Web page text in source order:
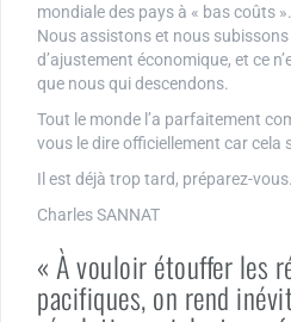
mondiale des pays à « bas coûts
Nous assistons et nous
d’ajustement économique, et ce
que nous qui descendons.
Tout le monde l’a parfaitement
vous le dire officiellement car cela
Il est déjà trop tard, préparez-vous.
Charles SANNAT
« À vouloir étouffer les
pacifiques, on rend